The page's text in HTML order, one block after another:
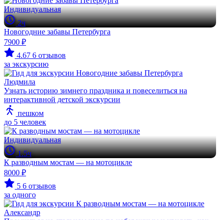
Индивидуальная
2ч
Новогодние забавы Петербурга
7900 ₽
4.67 6 отзывов
за экскурсию
Людмила
Узнать историю зимнего праздника и повеселиться на
интерактивной детской экскурсии
пешком
до 5 человек
Индивидуальная
1.5ч
К разводным мостам — на мотоцикле
8000 ₽
5 6 отзывов
за одного
Александр